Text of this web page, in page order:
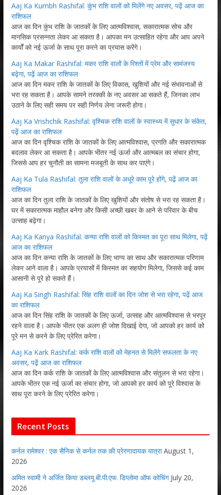
Aaj Ka Kumbh Rashifal: कुंभ राशि वालों को मिलेंगे नए अवसर, पढ़ें आज का
राशिफल
आज का दिन कुंभ राशि के जातकों के लिए आत्मविश्वास, सकारात्मक सोच और
मानसिक प्रसन्नता लेकर आ सकता है। आपका मन उत्साहित रहेगा और आप अपने
कार्यों को नई ऊर्जा के साथ पूरा करने का प्रयास करेंगे।
Aaj Ka Makar Rashifal: मकर राशि वालों के रिश्तों में प्रेम और सामंजस्य
बढ़ेगा, पढ़ें आज का राशिफल
आज का दिन मकर राशि के जातकों के लिए विकास, खुशियों और नई संभावनाओं से
भरा रह सकता है। आपके सामने तरक्की के नए अवसर आ सकते हैं, जिनका लाभ
उठाने के लिए सही समय पर सही निर्णय लेना जरूरी होगा।
Aaj Ka Vrishchik Rashifal: वृश्चिक राशि वालों के स्वास्थ्य में सुधार के संकेत,
पढ़ें आज का राशिफल
आज का दिन वृश्चिक राशि के जातकों के लिए आत्मविश्वास, प्रगति और सकारात्मक
बदलाव लेकर आ सकता है। आपके भीतर नई ऊर्जा और आत्मबल का संचार होगा,
जिससे आप हर चुनौती का सामना मजबूती के साथ कर पाएंगे।
Aaj Ka Tula Rashifal: तुला राशि वालों के अधूरे काम पूरे होंगे, पढ़ें आज का
राशिफल
आज का दिन तुला राशि के जातकों के लिए खुशियों और संतोष से भरा रह सकता है।
घर में सकारात्मक माहौल बनेगा और किसी अच्छी खबर के आने से परिवार के बीच
उत्साह बढ़ेगा।
Aaj Ka Kanya Rashifal: कन्या राशि वालों को किस्मत का पूरा साथ मिलेगा, पढ़ें
आज का राशिफल
आज का दिन कन्या राशि के जातकों के लिए भाग्य का साथ और सकारात्मक परिणाम
लेकर आने वाला है। आपके प्रयासों में किस्मत का सहयोग मिलेगा, जिससे कई काम
आसानी से पूरे हो सकते हैं।
Aaj Ka Singh Rashifal: सिंह राशि वालों का दिन जोश से भरा रहेगा, पढ़ें आज
का राशिफल
आज का दिन सिंह राशि के जातकों के लिए ऊर्जा, उत्साह और आत्मविश्वास से भरपूर
रहने वाला है। आपके भीतर एक अलग ही जोश दिखाई देगा, जो आपको हर कार्य को
पूरे मन से करने के लिए प्रेरित करेगा।
Aaj Ka Kark Rashifal: कर्क राशि वालों को मेहनत से मिलेंगे सफलता के नए
अवसर, पढ़ें आज का राशिफल
आज का दिन कर्क राशि के जातकों के लिए आत्मविश्वास और संतुलन से भरा रहेगा।
आपके भीतर एक नई ऊर्जा का संचार होगा, जो आपको हर कार्य को पूरे विश्वास के
साथ पूरा करने के लिए प्रेरित करेगा।
Recent Posts
कर्नल रामेश्वर : एक सैनिक से कर्नल तक की प्रेरणादायक यात्रा August 1,
2026
अमित स्वामी ने अर्जित किया डब्लयू.बी.पी.एफ. डिप्लोमा ऑफ कोचिंग July 20,
2026